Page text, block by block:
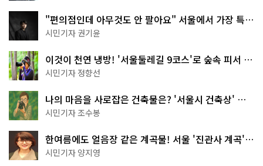
"편의점인데 아무것도 안 팔아요" 서울에서 가장 특별
한 편의점의 정체
시민기자 권기윤
이것이 천연 냉방! '서울둘레길 9코스'로 숲속 피서 떠
나볼까
시민기자 정향선
나의 마음을 사로잡은 건축물은? '서울시 건축상' 수
상작 공개!
시민기자 조수봉
한여름에도 얼음장 같은 계곡물! 서울 '진관사 계곡'이
천국이네~
시민기자 양지영